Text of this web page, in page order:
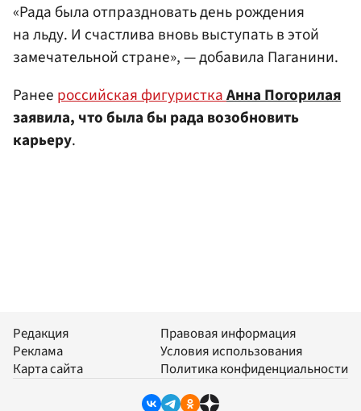
«Рада была отпраздновать день рождения
на льду. И счастлива вновь выступать в этой
замечательной стране», — добавила Паганини.
Ранее российская фигуристкаАнна Погорилая
заявила, что была бы рада возобновить
карьеру.
Редакция
Реклама
Карта сайта
Правовая информация
Условия использования
Политика конфиденциальности